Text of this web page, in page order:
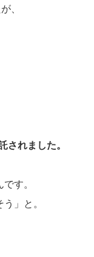
、
されました。
す。
」と。